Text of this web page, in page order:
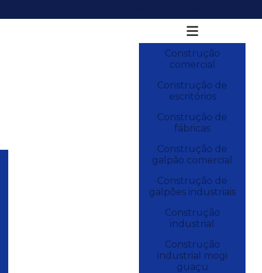
Construção
comercial
Construção de
escritórios
Construção de
fábricas
Construção de
galpão comercial
Construção de
galpões industriais
Construção
industrial
Construção
industrial mogi
guaçu